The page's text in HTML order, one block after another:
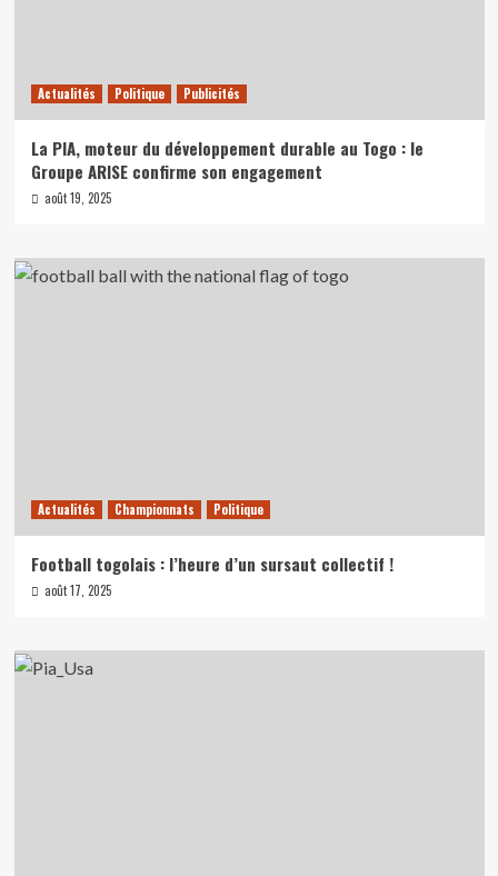
Actualités Politique Publicités
La PIA, moteur du développement durable au Togo : le
Groupe ARISE confirme son engagement
août 19, 2025
Actualités Championnats Politique
Football togolais : l’heure d’un sursaut collectif !
août 17, 2025